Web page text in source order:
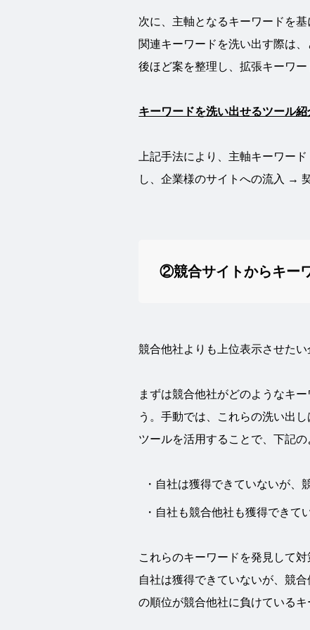
次に、主軸となるキーワードを
関連キーワードを洗い出す際は
後ほど案を整理し、拡張キーワ
キーワードを洗い出せるツール
上記手法により、主軸キーワー
し、企業様のサイトへの流入 →
②競合サイトからキー
競合他社よりも上位表示させたい
まずは競合他社がどのようなキ
う。手動では、これらの洗い出
ツールを活用することで、下記
自社は獲得できていないが、
自社も競合他社も獲得できて
これらのキーワードを発見して
自社は獲得できていないが、競
の順位が競合他社に負けている